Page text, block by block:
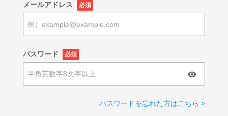
メールアドレス 必須
パスワード 必須
パスワードを忘れた方はこちら >